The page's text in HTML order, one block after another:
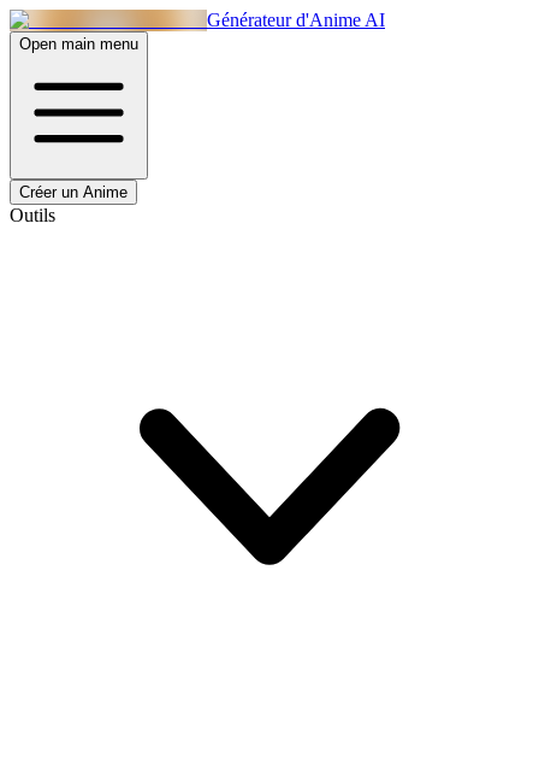
Générateur d'Anime AI
Open main menu
Créer un Anime
Outils